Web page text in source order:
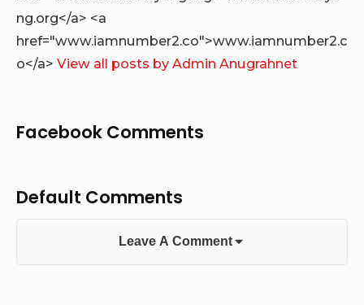
ng.org</a> <a
href="www.iamnumber2.co">www.iamnumber2.c
o</a> View all posts by Admin Anugrahnet
Facebook Comments
Default Comments
Leave A Comment